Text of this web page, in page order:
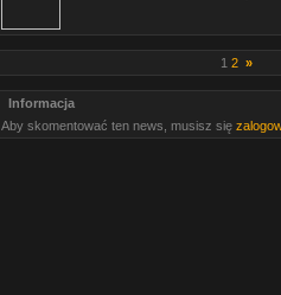
1 2 »
Informacja
Aby skomentować ten news, musisz się